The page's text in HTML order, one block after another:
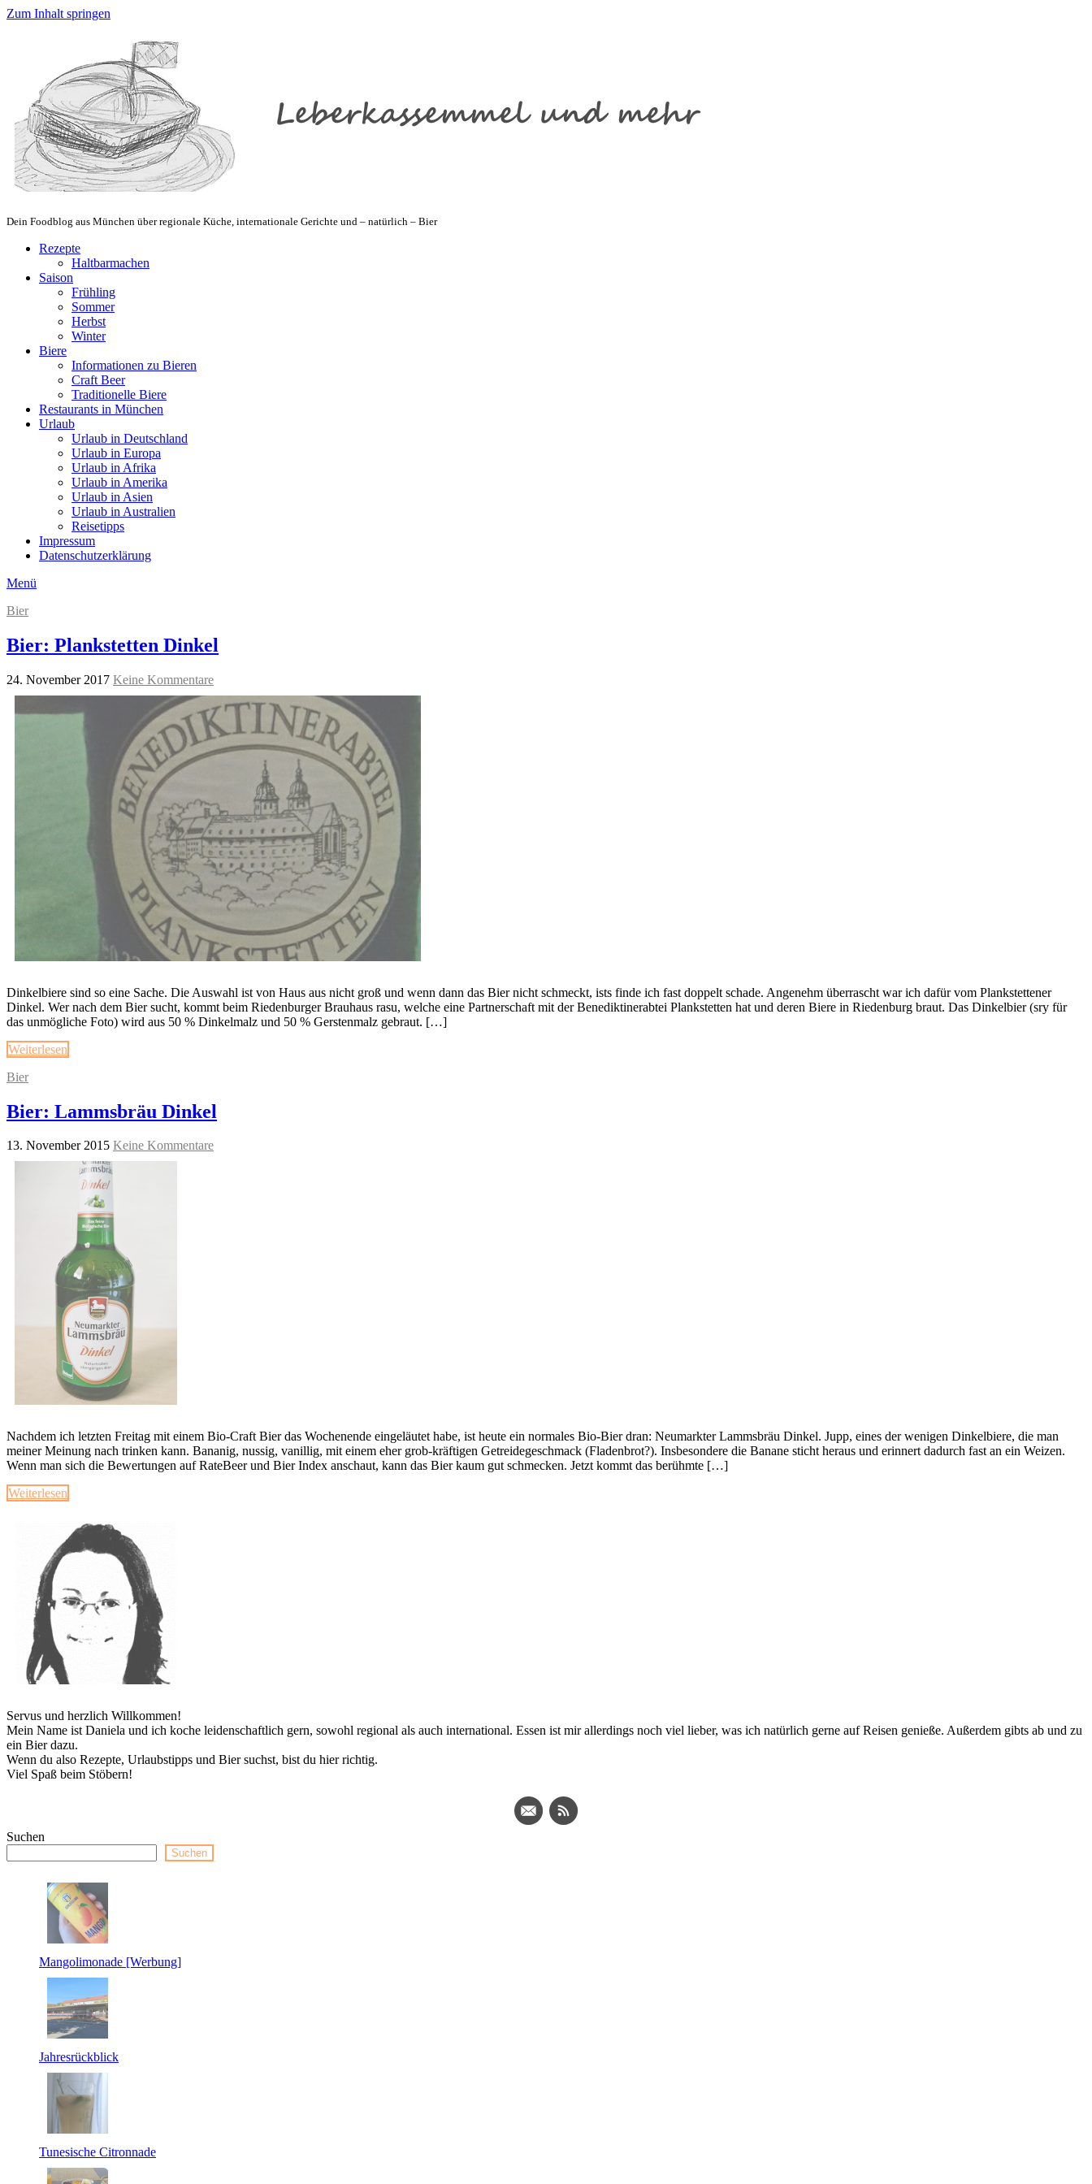
Zum Inhalt springen
Dein Foodblog aus München über regionale Küche, internationale Gerichte und – natürlich – Bier
Rezepte
Haltbarmachen
Saison
Frühling
Sommer
Herbst
Winter
Biere
Informationen zu Bieren
Craft Beer
Traditionelle Biere
Restaurants in München
Urlaub
Urlaub in Deutschland
Urlaub in Europa
Urlaub in Afrika
Urlaub in Amerika
Urlaub in Asien
Urlaub in Australien
Reisetipps
Impressum
Datenschutzerklärung
Menü
Bier
Bier: Plankstetten Dinkel
24. November 2017 Keine Kommentare
Dinkelbiere sind so eine Sache. Die Auswahl ist von Haus aus nicht groß und wenn dann das Bier nicht schmeckt, ists finde ich fast doppelt schade. Angenehm überrascht war ich dafür vom Plankstettener
Dinkel. Wer nach dem Bier sucht, kommt beim Riedenburger Brauhaus rasu, welche eine Partnerschaft mit der Benediktinerabtei Plankstetten hat und deren Biere in Riedenburg braut. Das Dinkelbier (sry für
das unmögliche Foto) wird aus 50 % Dinkelmalz und 50 % Gerstenmalz gebraut. […]
Weiterlesen
Bier
Bier: Lammsbräu Dinkel
13. November 2015 Keine Kommentare
Nachdem ich letzten Freitag mit einem Bio-Craft Bier das Wochenende eingeläutet habe, ist heute ein normales Bio-Bier dran: Neumarkter Lammsbräu Dinkel. Jupp, eines der wenigen Dinkelbiere, die man
meiner Meinung nach trinken kann. Bananig, nussig, vanillig, mit einem eher grob-kräftigen Getreidegeschmack (Fladenbrot?). Insbesondere die Banane sticht heraus und erinnert dadurch fast an ein Weizen.
Wenn man sich die Bewertungen auf RateBeer und Bier Index anschaut, kann das Bier kaum gut schmecken. Jetzt kommt das berühmte […]
Weiterlesen
Servus und herzlich Willkommen!
Mein Name ist Daniela und ich koche leidenschaftlich gern, sowohl regional als auch international. Essen ist mir allerdings noch viel lieber, was ich natürlich gerne auf Reisen genieße. Außerdem gibts ab und zu
ein Bier dazu.
Wenn du also Rezepte, Urlaubstipps und Bier suchst, bist du hier richtig.
Viel Spaß beim Stöbern!
Suchen
Suchen
Mangolimonade [Werbung]
Jahresrückblick
Tunesische Citronnade